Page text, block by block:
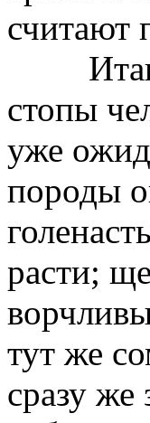
считают
Итак,
стопы
уже
породы
расти;
тут же
сразу же